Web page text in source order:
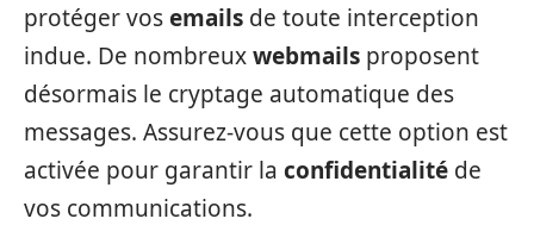
protéger vosemails de toute interception
indue. De nombreuxwebmails proposent
désormais le cryptage automatique des
messages. Assurez-vous que cette option est
activée pour garantir la confidentialité de
vos communications.